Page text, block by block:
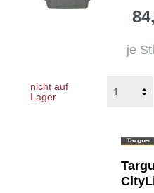
je
nicht auf
Lager